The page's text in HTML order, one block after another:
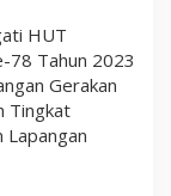
HUT
78 Tahun 2023
Gerakan
Tingkat